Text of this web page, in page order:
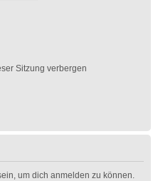
Sitzung verbergen
um dich anmelden zu können.